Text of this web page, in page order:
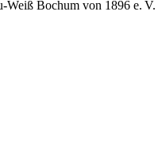
Weiß Bochum von 1896 e. V.